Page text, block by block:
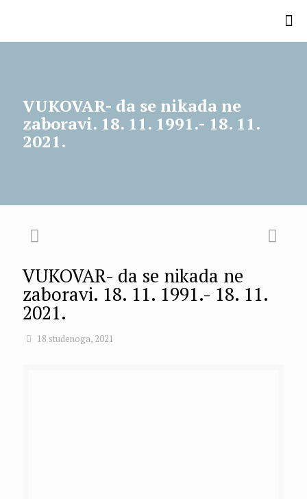
VUKOVAR- da se nikada ne
zaboravi. 18. 11. 1991.- 18. 11.
2021.
VUKOVAR- da se nikada ne
zaboravi. 18. 11. 1991.- 18. 11.
2021.
18 studenoga, 2021